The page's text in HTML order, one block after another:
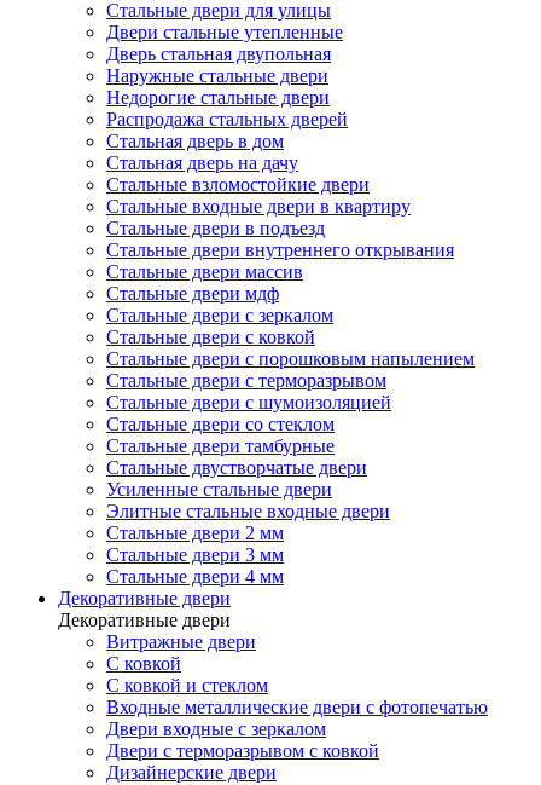
Стальные двери для улицы
Двери стальные утепленные
Дверь стальная двупольная
Наружные стальные двери
Недорогие стальные двери
Распродажа стальных дверей
Стальная дверь в дом
Стальная дверь на дачу
Стальные взломостойкие двери
Стальные входные двери в квартиру
Стальные двери в подъезд
Стальные двери внутреннего открывания
Стальные двери массив
Стальные двери мдф
Стальные двери с зеркалом
Стальные двери с ковкой
Стальные двери с порошковым напылением
Стальные двери с терморазрывом
Стальные двери с шумоизоляцией
Стальные двери со стеклом
Стальные двери тамбурные
Стальные двустворчатые двери
Усиленные стальные двери
Элитные стальные входные двери
Стальные двери 2 мм
Стальные двери 3 мм
Стальные двери 4 мм
Декоративные двери
Декоративные двери
Витражные двери
С ковкой
С ковкой и стеклом
Входные металлические двери с фотопечатью
Двери входные с зеркалом
Двери с терморазрывом с ковкой
Дизайнерские двери